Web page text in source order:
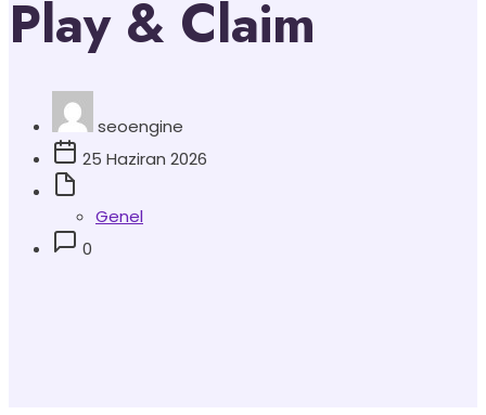
Play & Claim
seoengine
25 Haziran 2026
Genel
0